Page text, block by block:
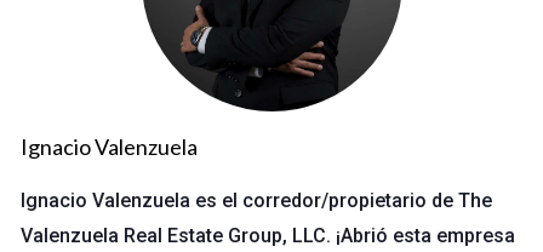
pertenencia entre los residentes. A través de eventos
comunitarios y programas educativos, han empoderado a las
familias para que se conviertan en agentes activos del cambio
en sus vecindarios. Este enfoque ha llevado a un aumento
significativo en la satisfacción del cliente y ha generado
prioriza el bienestar comunitario, todos ganan.
Ignacio Valenzuela
Ignacio Valenzuela es el corredor/propietario de The
Valenzuela Real Estate Group, LLC. ¡Abrió esta empresa